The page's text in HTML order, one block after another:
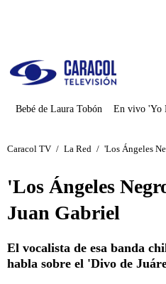
Bebé de Laura Tobón En vivo 'Yo
Caracol TV / La Red / 'Los Ángeles
'Los Ángeles
Juan Gabriel
El vocalista de esa banda
habla sobre el 'Divo de